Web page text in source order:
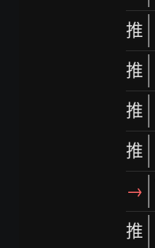
推
推
推
推
→
推